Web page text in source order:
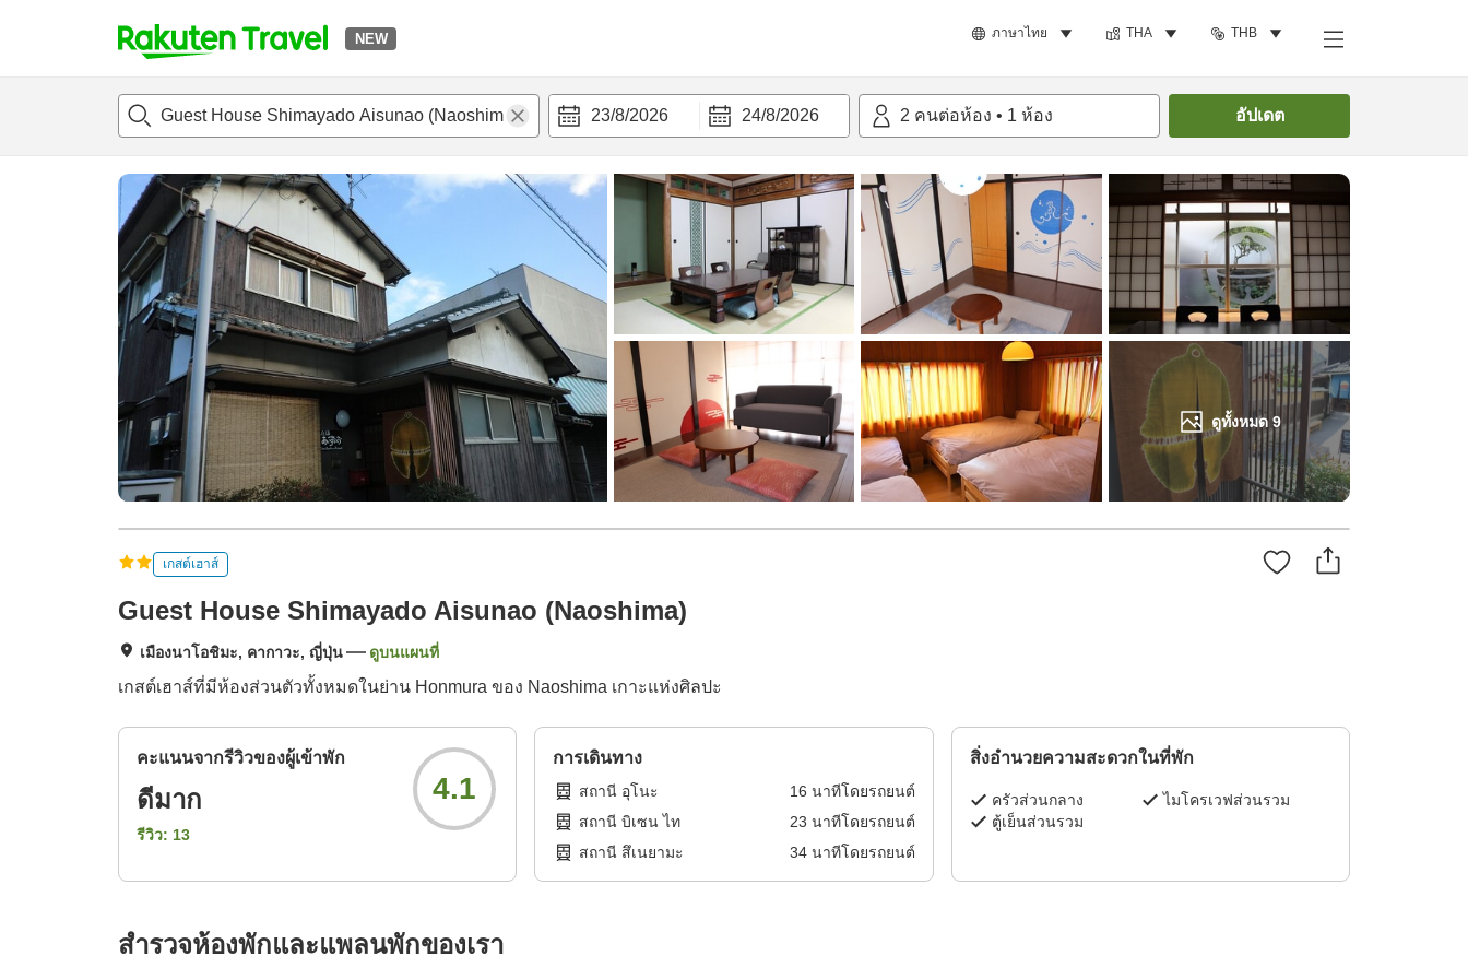
NEW ภาษาไทย THA THB
t
p
a
g
e
s
e
a
r
c
h
23/8/2026 24/8/2026 2 คนต่อห้อง • 1 ห้อง อัปเดต
ดูทั้งหมด 9
แนะนำที่พักห้องพักและแพลนพักรีวิว สิ่่งอำนวยความสะดวก ค้นหาห้องพัก
เกสต์เฮาส์
Guest House Shimayado Aisunao (Naoshima)
เมืองนาโอชิมะ, คากาวะ, ญี่ปุ่น ดูบนแผนที่
เกสต์เฮาส์ที่มีห้องส่วนตัวทั้งหมดในย่าน Honmura ของ Naoshima เกาะแห่งศิลปะ
คะแนนจากรีวิวของผู้เข้าพัก
ดีมาก
รีวิว: 13
4.1
การเดินทาง
สถานี อุโนะ 16 นาทีโดยรถยนต์
สถานี บิเซน ไท
23 นาทีโดยรถยนต์
สถานี สึเนยามะ
34นาทีโดยรถยนต์
สิ่งอำนวยความสะดวกในที่พัก
ครัวส่วนกลาง
ไมโครเวฟส่วนรวม
ตู้เย็นส่วนรวม
สำรวจห้องพักและแพลนพักของเรา